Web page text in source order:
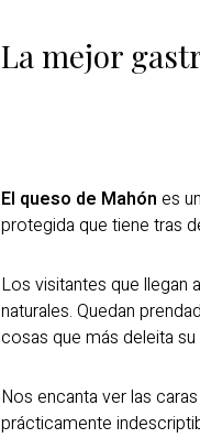
La mejor
El queso de Mahón es
protegida que tiene tras
Los visitantes que llegan
naturales. Quedan
cosas que más deleita
Nos encanta ver las
prácticamente